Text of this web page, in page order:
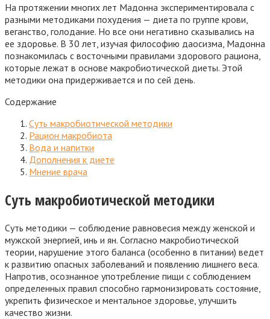
На протяжении многих лет Мадонна экспериментировала с
разными методиками похудения — диета по группе крови,
веганство, голодание. Но все они негативно сказывались на
ее здоровье. В 30 лет, изучая философию даосизма, Мадонна
познакомилась с восточными правилами здорового рациона,
которые лежат в основе макробиотической диеты. Этой
методики она придерживается и по сей день.
Содержание
Суть макробиотической методики
Рацион макробиота
Вода и напитки
Дополнения к диете
Мнение врача
Суть макробиотической методики
Суть методики — соблюдение равновесия между женской и
мужской энергией, инь и ян. Согласно макробиотической
теории, нарушение этого баланса (особенно в питании) ведет
к развитию опасных заболеваний и появлению лишнего веса.
Напротив, осознанное употребление пищи с соблюдением
определенных правил способно гармонизировать состояние,
укрепить физическое и ментальное здоровье, улучшить
качество жизни.